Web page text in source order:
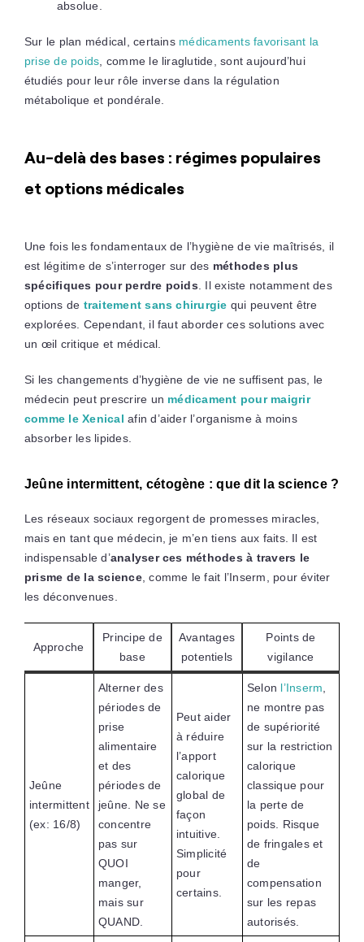
absolue.
Sur le plan médical, certains médicaments favorisant la
prise de poids , comme le liraglutide, sont aujourd’hui
étudiés pour leur rôle inverse dans la régulation
métabolique et pondérale.
Au-delà des bases : régimes populaires
et options médicales
Une fois les fondamentaux de l’hygiène de vie maîtrisés, il
est légitime de s’interroger sur des méthodes plus
spécifiques pour perdre poids . Il existe notamment des
options de traitement sans chirurgie qui peuvent être
explorées. Cependant, il faut aborder ces solutions avec
un œil critique et médical.
Si les changements d’hygiène de vie ne suffisent pas, le
médecin peut prescrire un médicament pour maigrir
comme le Xenical afin d’aider l’organisme à moins
absorber les lipides.
Jeûne intermittent, cétogène : que dit la science ?
Les réseaux sociaux regorgent de promesses miracles,
mais en tant que médecin, je m’en tiens aux faits. Il est
indispensable d’analyser ces méthodes à travers le
prisme de la science, comme le fait l’Inserm, pour éviter
les déconvenues.
Approche
Principe de
base
Avantages
potentiels
Points de
vigilance
Jeûne
intermittent
(ex: 16/8)
Alterner des
périodes de
prise
alimentaire
et des
périodes de
jeûne. Ne se
concentre
pas sur
QUOI
manger,
mais sur
QUAND.
Peut aider
à réduire
l’apport
calorique
global de
façon
intuitive.
Simplicité
pour
certains.
Selon l’Inserm
ne montre pas
de supériorité
sur la restriction
calorique
classique pour
la perte de
poids. Risque
de fringales et
de
compensation
sur les repas
autorisés.